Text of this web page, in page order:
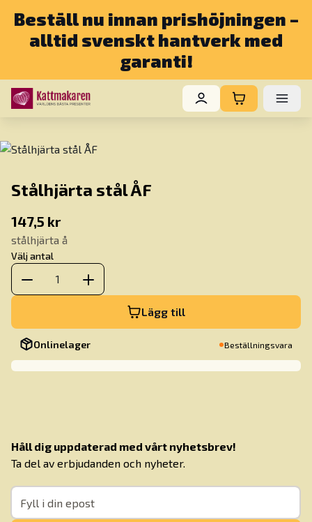
Beställ nu innan prishöjningen –
alltid svenskt hantverk med
garanti!
Stålhjärta stål ÅF
147,5 kr
stålhjärta å
Välj antal
1
Lägg till
Onlinelager Beställningsvara
Håll dig uppdaterad med vårt nyhetsbrev!
Ta del av erbjudanden och nyheter.